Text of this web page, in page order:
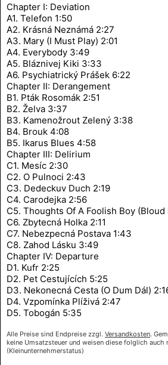
Chapter I: Deviation
A1. Telefon 1:50
A2. Krásná Neznámá 2:27
A3. Mary (I Must Play) 2:01
A4. Everybody 3:49
A5. Bláznivej Kiki 3:33
A6. Psychiatrický Prášek 6:22
Chapter II: Derangement
B1. Pták Rosomák 2:51
B2. Želva 3:37
B3. Kamenožrout Zelený 3:38
B4. Brouk 4:08
B5. Ikarus Blues 4:58
Chapter III: Delirium
C1. Mesíc 2:30
C2. O Pulnoci 2:43
C3. Dedeckuv Duch 2:19
C4. Carodejka 2:56
C5. Thoughts Of A Foolish Boy (Bloud
C6. Zbytecná Holka 2:11
C7. Nebezpecná Postava 1:43
C8. Zahod Lásku 3:49
Chapter IV: Departure
D1. Kufr 2:25
D2. Pet Cestujících 5:25
D3. Nekonecná Cesta (O Dum Dál)
D4. Vzpomínka Plíživá 2:47
D5. Tobogán 5:35
Alle Preise sind Endpreise zzgl. Versandkosten.
keine Umsatzsteuer und weisen diese folglich auch
(Kleinunternehmerstatus)